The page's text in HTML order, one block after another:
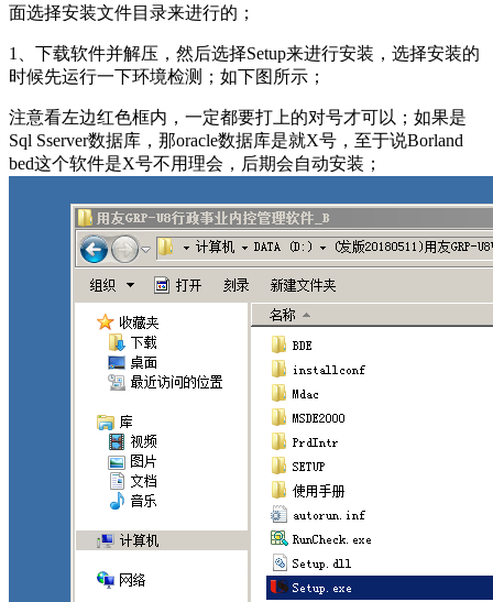
面选择安装文件目录来进行的；
1、下载软件并解压，然后选择Setup来进行安装，选择安装的
时候先运行一下环境检测；如下图所示；
注意看左边红色框内，一定都要打上的对号才可以；如果是
Sql Sserver数据库，那oracle数据库是就X号，至于说Borland
bed这个软件是X号不用理会，后期会自动安装；